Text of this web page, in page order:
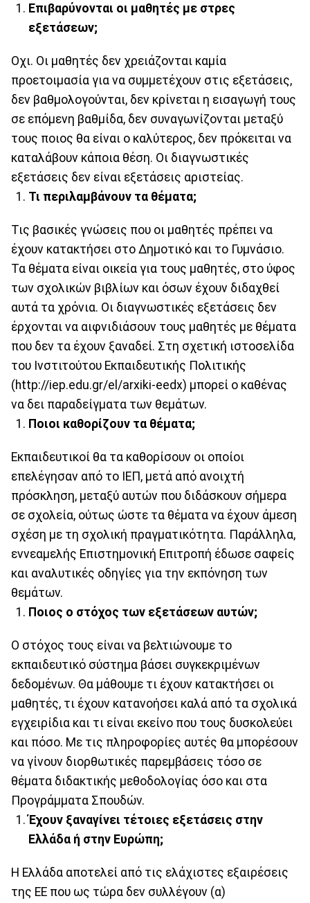
Επιβαρύνονται οι μαθητές με στρες
εξετάσεων;
Οχι. Οι μαθητές δεν χρειάζονται καμία
προετοιμασία για να συμμετέχουν στις εξετάσεις,
δεν βαθμολογούνται, δεν κρίνεται η εισαγωγή τους
σε επόμενη βαθμίδα, δεν συναγωνίζονται μεταξύ
τους ποιος θα είναι ο καλύτερος, δεν πρόκειται να
καταλάβουν κάποια θέση. Οι διαγνωστικές
εξετάσεις δεν είναι εξετάσεις αριστείας.
Τι περιλαμβάνουν τα θέματα;
Τις βασικές γνώσεις που οι μαθητές πρέπει να
έχουν κατακτήσει στο Δημοτικό και το Γυμνάσιο.
Τα θέματα είναι οικεία για τους μαθητές, στο ύφος
των σχολικών βιβλίων και όσων έχουν διδαχθεί
αυτά τα χρόνια. Οι διαγνωστικές εξετάσεις δεν
έρχονται να αιφνιδιάσουν τους μαθητές με θέματα
που δεν τα έχουν ξαναδεί. Στη σχετική ιστοσελίδα
του Ινστιτούτου Εκπαιδευτικής Πολιτικής
(http://iep.edu.gr/el/arxiki-eedx) μπορεί ο καθένας
να δει παραδείγματα των θεμάτων.
Ποιοι καθορίζουν τα θέματα;
Εκπαιδευτικοί θα τα καθορίσουν οι οποίοι
επελέγησαν από το ΙΕΠ, μετά από ανοιχτή
πρόσκληση, μεταξύ αυτών που διδάσκουν σήμερα
σε σχολεία, ούτως ώστε τα θέματα να έχουν άμεση
σχέση με τη σχολική πραγματικότητα. Παράλληλα,
εννεαμελής Επιστημονική Επιτροπή έδωσε σαφείς
και αναλυτικές οδηγίες για την εκπόνηση των
θεμάτων.
Ποιος ο στόχος των εξετάσεων αυτών;
Ο στόχος τους είναι να βελτιώνουμε το
εκπαιδευτικό σύστημα βάσει συγκεκριμένων
δεδομένων. Θα μάθουμε τι έχουν κατακτήσει οι
μαθητές, τι έχουν κατανοήσει καλά από τα σχολικά
εγχειρίδια και τι είναι εκείνο που τους δυσκολεύει
και πόσο. Με τις πληροφορίες αυτές θα μπορέσουν
να γίνουν διορθωτικές παρεμβάσεις τόσο σε
θέματα διδακτικής μεθοδολογίας όσο και στα
Προγράμματα Σπουδών.
Έχουν ξαναγίνει τέτοιες εξετάσεις στην
Ελλάδα ή στην Ευρώπη;
Η Ελλάδα αποτελεί από τις ελάχιστες εξαιρέσεις
της ΕΕ που ως τώρα δεν συλλέγουν (α)